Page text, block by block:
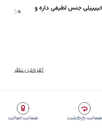
جنس لطیفی داره و
5
افزودن نظر
ضمانت بازگشت ضمانت اصالت